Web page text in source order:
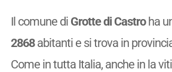
Il comune di Grotte di Castroha
2868abitanti e si trova in
Come in tutta Italia, anche in la